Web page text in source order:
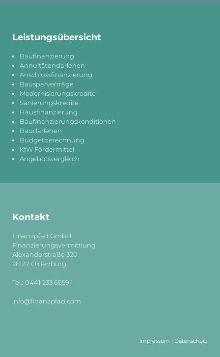
Leistungs­übersicht
Baufinanzierung
Annuitätendarlehen
Anschlussfinanzierung
Bausparverträge
Modernisierungskredite
Sanierungskredite
Hausfinanzierung
Baufinanzierungskonditionen
Baudarlehen
Budgetberechnung
KfW Fördermittel
Angebotsvergleich
Kontakt
Finanzpfad GmbH
Finanzierungsvermittlung
Alexanderstraße 320
26127 Oldenburg
Tel.: 0441 233 6959 1
info@finanzpfad.com
Impressum | Datenschutz